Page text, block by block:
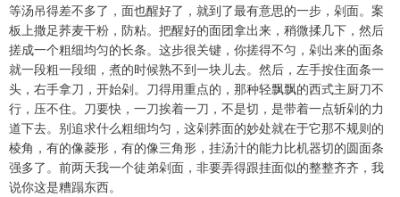
等汤吊得差不多了，面也醒好了，就到了最有意思的一步，剁面。案
板上撒足荞麦干粉，防粘。把醒好的面团拿出来，稍微揉几下，然后
搓成一个粗细均匀的长条。这步很关键，你搓得不匀，剁出来的面条
就一段粗一段细，煮的时候熟不到一块儿去。然后，左手按住面条一
头，右手拿刀，开始剁。刀得用重点的，那种轻飘飘的西式主厨刀不
行，压不住。刀要快，一刀挨着一刀，不是切，是带着一点斩剁的力
道下去。别追求什么粗细均匀，这剁荞面的妙处就在于它那不规则的
棱角，有的像菱形，有的像三角形，挂汤汁的能力比机器切的圆面条
强多了。前两天我一个徒弟剁面，非要弄得跟挂面似的整整齐齐，我
说你这是糟蹋东西。